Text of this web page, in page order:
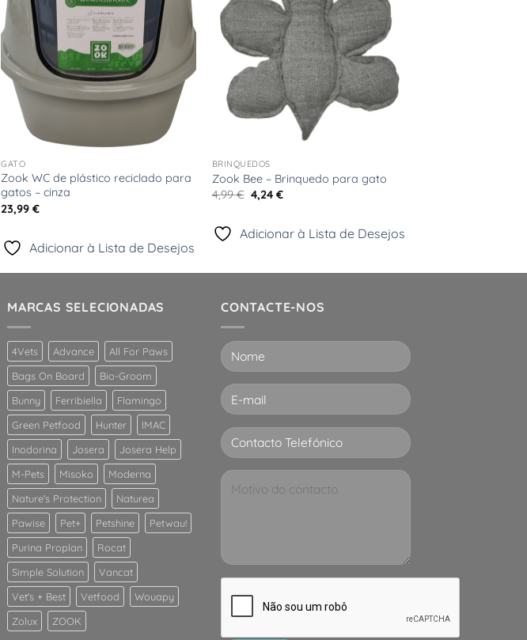
GATO
Zook WC de plástico reciclado para
gatos – cinza
23,99€
Adicionar à Lista de Desejos
BRINQUEDOS
Zook Bee – Brinquedo para gato
4,99€ O
preço
era:
4,99 €.
4,24 €O
4,24 €.
Adicionar à Lista de Desejos
MARCAS SELECIONADAS
4Vets Advance
All For Paws
Bags On Board
Bio-Groom
Bunny
Ferribiella
Flamingo
Green Petfood
Hunter
IMAC
Inodorina
Josera
Josera Help
M-Pets
Misoko
Moderna
Nature's Protection
Naturea
Pawise
Pet+ Petshine
Petwau!
Purina Proplan
Rocat
Simple Solution
Vancat
Vet's + Best
Vetfood
Wouapy
Zolux
ZOOK
CONTACTE-NOS